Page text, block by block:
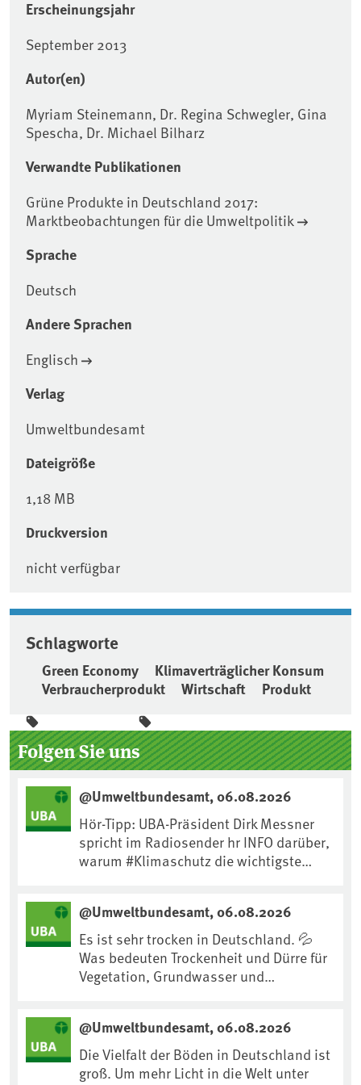
Erscheinungsjahr
September 2013
Autor(en)
Myriam Steinemann, Dr. Regina Schwegler, Gina
Spescha, Dr. Michael Bilharz
Verwandte Publikationen
Grüne Produkte in Deutschland 2017:
Marktbeobachtungen für die Umweltpolitik
Sprache
Deutsch
Andere Sprachen
Englisch
Verlag
Umweltbundesamt
Dateigröße
1,18 MB
Druckversion
nicht verfügbar
Schlagworte
Green Economy
Klimaverträglicher Konsum
Verbraucherprodukt
Wirtschaft Produkt
Seitenleiste
Folgen Sie uns
@Umweltbundesamt, 06.08.2026
Hör-Tipp: UBA-Präsident Dirk Messner
spricht im Radiosender hr INFO darüber,
warum #Klimaschutz die wichtigste
https://www.ardsounds.de/episode/urn
:ard:episode:0e7cf1c4b819c26d/
@Umweltbundesamt, 06.08.2026
Es ist sehr trocken in Deutschland. 💦
Was bedeuten Trockenheit und Dürre für
Vegetation, Grundwasser und
anpassen?🤔Antworten auf diese und
weitere Fragen auf unserer Webseite:
www.uba.de/trockenheit #Trockenheit
@Umweltbundesamt, 06.08.2026
Die Vielfalt der Böden in Deutschland ist
groß. Um mehr Licht in die Welt unter